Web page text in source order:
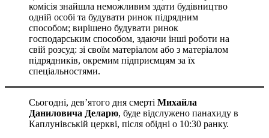
комісія знайшла неможливим здати будівництво
одній особі та будувати ринок підрядним
способом; вирішено будувати ринок
господарським способом, здаючи інші роботи на
свій розсуд: зі своїм матеріалом або з матеріалом
підрядників, окремим підприємцям за їх
спеціальностями.
Сьогодні, дев’ятого дня смерті Михайла
Даниловича Деларю, буде відслужено панахиду в
Каплунівській церкві, після обідні о 10:30 ранку.